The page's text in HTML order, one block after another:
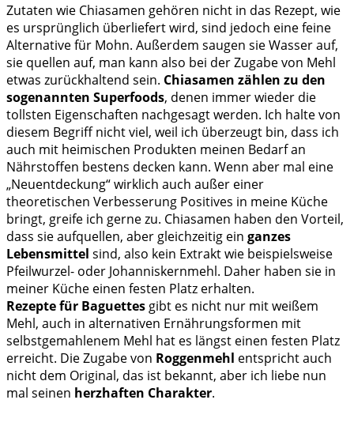
Zutaten wie Chiasamen gehören nicht in das Rezept, wie
es ursprünglich überliefert wird, sind jedoch eine feine
Alternative für Mohn. Außerdem saugen sie Wasser auf,
sie quellen auf, man kann also bei der Zugabe von Mehl
etwas zurückhaltend sein. Chiasamen zählen zu den
sogenannten Superfoods, denen immer wieder die
tollsten Eigenschaften nachgesagt werden. Ich halte von
diesem Begriff nicht viel, weil ich überzeugt bin, dass ich
auch mit heimischen Produkten meinen Bedarf an
Nährstoffen bestens decken kann. Wenn aber mal eine
„Neuentdeckung“ wirklich auch außer einer
theoretischen Verbesserung Positives in meine Küche
bringt, greife ich gerne zu. Chiasamen haben den Vorteil,
dass sie aufquellen, aber gleichzeitig ein ganzes
Lebensmittel sind, also kein Extrakt wie beispielsweise
Pfeilwurzel- oder Johanniskernmehl. Daher haben sie in
meiner Küche einen festen Platz erhalten.
Rezepte für Baguettes gibt es nicht nur mit weißem
Mehl, auch in alternativen Ernährungsformen mit
selbstgemahlenem Mehl hat es längst einen festen Platz
erreicht. Die Zugabe von Roggenmehl entspricht auch
nicht dem Original, das ist bekannt, aber ich liebe nun
mal seinen herzhaften Charakter.